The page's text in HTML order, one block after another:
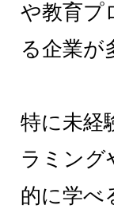
や教育プ
る企業が
特に未経
ラミング
的に学べ